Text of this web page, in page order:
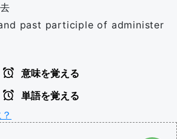
past participle of administer
意味を覚える
単語を覚える